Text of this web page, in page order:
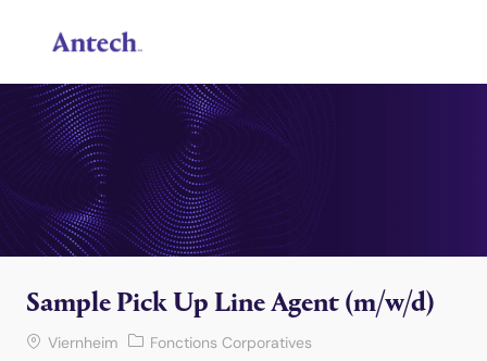
-
Sample Pick Up Line Agent (m/w/d)
Lieu de travail
Viernheim Catégorie
Fonctions Corporatives